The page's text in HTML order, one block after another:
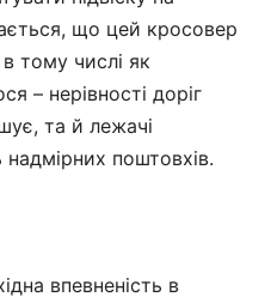
що цей кросовер
тому числі як
– нерівності доріг
та й лежачі
надмірних поштовхів.
впевненість в